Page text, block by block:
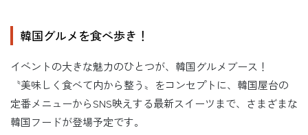
韓国グルメを食べ歩き！
イベントの大きな魅力のひとつが、韓国グルメブース！
〝美味しく食べて内から整う〟をコンセプトに、韓国屋台の
定番メニューからSNS映えする最新スイーツまで、さまざまな
韓国フードが登場予定です。